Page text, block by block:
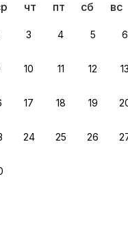
чт пт сб вс
3 4 5 6
10 11 12 13
17 18 19
24 25 26